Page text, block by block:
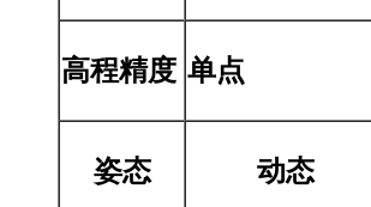
高程精度 单点
姿态 动态